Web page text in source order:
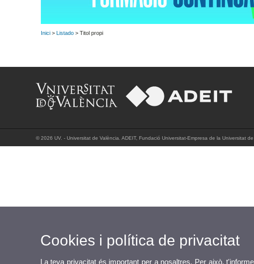
Inici > Listado > Titol propi
© 2026 UV. - Universitat de València. ADEIT, Fundació Universitat-Empresa de la Universitat
Cookies i política de privacitat
La teva privacitat és important per a nosaltres. Per això,